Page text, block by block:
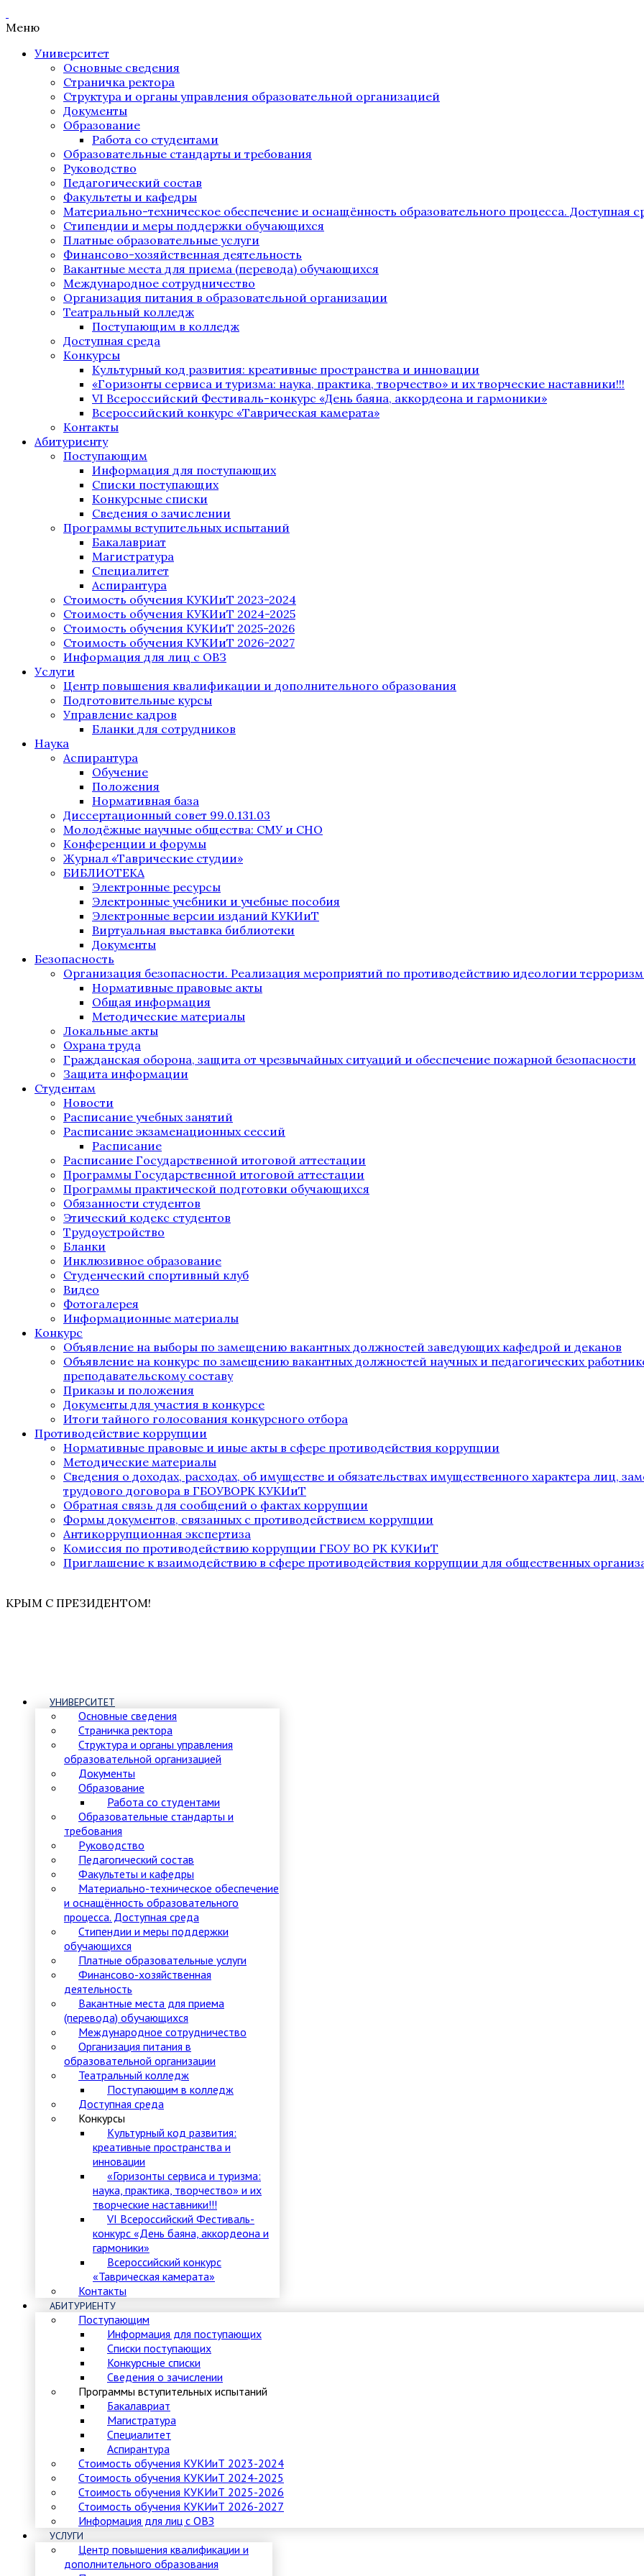
Меню
Университет
Основные сведения
Страничка ректора
Структура и органы управления образовательной организацией
Документы
Образование
Работа со студентами
Образовательные стандарты и требования
Руководство
Педагогический состав
Факультеты и кафедры
Материально-техническое обеспечение и оснащённость образовательного процесса. Доступная
Стипендии и меры поддержки обучающихся
Платные образовательные услуги
Финансово-хозяйственная деятельность
Вакантные места для приема (перевода) обучающихся
Международное сотрудничество
Организация питания в образовательной организации
Театральный колледж
Поступающим в колледж
Доступная среда
Конкурсы
Культурный код развития: креативные пространства и инновации
«Горизонты сервиса и туризма: наука, практика, творчество» и их творческие наставники!!!
VI Всероссийский Фестиваль-конкурс «День баяна, аккордеона и гармоники»
Всероссийский конкурс «Таврическая камерата»
Контакты
Абитуриенту
Поступающим
Информация для поступающих
Списки поступающих
Конкурсные списки
Сведения о зачислении
Программы вступительных испытаний
Бакалавриат
Магистратура
Специалитет
Аспирантура
Стоимость обучения КУКИиТ 2023-2024
Стоимость обучения КУКИиТ 2024-2025
Стоимость обучения КУКИиТ 2025-2026
Стоимость обучения КУКИиТ 2026-2027
Информация для лиц с ОВЗ
Услуги
Центр повышения квалификации и дополнительного образования
Подготовительные курсы
Управление кадров
Бланки для сотрудников
Наука
Аспирантура
Обучение
Положения
Нормативная база
Диссертационный совет 99.0.131.03
Молодёжные научные общества: СМУ и СНО
Конференции и форумы
Журнал «Таврические студии»
БИБЛИОТЕКА
Электронные ресурсы
Электронные учебники и учебные пособия
Электронные версии изданий КУКИиТ
Виртуальная выставка библиотеки
Документы
Безопасность
Организация безопасности. Реализация мероприятий по противодействию идеологии
Нормативные правовые акты
Общая информация
Методические материалы
Локальные акты
Охрана труда
Гражданская оборона, защита от чрезвычайных ситуаций и обеспечение пожарной безопасности
Защита информации
Студентам
Новости
Расписание учебных занятий
Расписание экзаменационных сессий
Расписание
Расписание Государственной итоговой аттестации
Программы Государственной итоговой аттестации
Программы практической подготовки обучающихся
Обязанности студентов
Этический кодекс студентов
Трудоустройство
Бланки
Инклюзивное образование
Студенческий спортивный клуб
Видео
Фотогалерея
Информационные материалы
Конкурс
Объявление на выборы по замещению вакантных должностей заведующих кафедрой и деканов
Объявление на конкурс по замещению вакантных должностей научных и педагогических
преподавательскому составу
Приказы и положения
Документы для участия в конкурсе
Итоги тайного голосования конкурсного отбора
Противодействие коррупции
Нормативные правовые и иные акты в сфере противодействия коррупции
Методические материалы
Сведения о доходах, расходах, об имуществе и обязательствах имущественного характера лиц,
трудового договора в ГБОУВОРК КУКИиТ
Обратная связь для сообщений о фактах коррупции
Формы документов, связанных с противодействием коррупции
Антикоррупционная экспертиза
Комиссия по противодействию коррупции ГБОУ ВО РК КУКИиТ
Приглашение к взаимодействию в сфере противодействия коррупции для общественных
КРЫМ С ПРЕЗИДЕНТОМ!
УНИВЕРСИТЕТ
Основные сведения
Страничка ректора
Структура и органы управления
образовательной организацией
Документы
Образование
Работа со студентами
Образовательные стандарты и
требования
Руководство
Педагогический состав
Факультеты и кафедры
Материально-техническое обеспечение
и оснащённость образовательного
процесса. Доступная среда
Стипендии и меры поддержки
обучающихся
Платные образовательные услуги
Финансово-хозяйственная
деятельность
Вакантные места для приема
(перевода) обучающихся
Международное сотрудничество
Организация питания в
образовательной организации
Театральный колледж
Поступающим в колледж
Доступная среда
Конкурсы
Культурный код развития:
креативные пространства и
инновации
«Горизонты сервиса и туризма:
наука, практика, творчество» и их
творческие наставники!!!
VI Всероссийский Фестиваль-
конкурс «День баяна, аккордеона и
гармоники»
Всероссийский конкурс
«Таврическая камерата»
Контакты
АБИТУРИЕНТУ
Поступающим
Информация для поступающих
Списки поступающих
Конкурсные списки
Сведения о зачислении
Программы вступительных испытаний
Бакалавриат
Магистратура
Специалитет
Аспирантура
Стоимость обучения КУКИиТ 2023-2024
Стоимость обучения КУКИиТ 2024-2025
Стоимость обучения КУКИиТ 2025-2026
Стоимость обучения КУКИиТ 2026-2027
Информация для лиц с ОВЗ
УСЛУГИ
Центр повышения квалификации и
дополнительного образования